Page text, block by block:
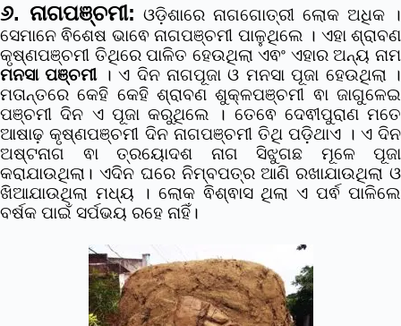
୬. ନାଗପଞ୍ଚମୀ: ଓଡ଼ିଶାରେ ନାଗଗୋତ୍ରୀ ଲୋକ ଅଧିକ ।
ସେମାନେ ଵିଶେଷ ଭାଵେ ନାଗପଞ୍ଚମୀ ପାଳୁଥିଲେ । ଏହା ଶ୍ରାବଣ
କୃଷ୍ଣପଞ୍ଚମୀ ତିଥିରେ ପାଳିତ ହେଉଥିଲା ଏଵଂ ଏହାର ଅନ୍ୟ ନାମ
ମନସା ପଞ୍ଚମୀ। ଏ ଦିନ ନାଗପୂଜା ଓ ମନସା ପୂଜା ହେଉଥିଲା ।
ମତାନ୍ତରେ କେହି କେହି ଶ୍ରାବଣ ଶୁକ୍ଳପଞ୍ଚମୀ ଵା ଜାଗୁଳେଇ
ପଞ୍ଚମୀ ଦିନ ଏ ପୂଜା କରୁଥିଲେ । ତେଵେ ଦେଵୀପୁରାଣ ମତେ
ଆଷାଢ଼ କୃଷ୍ଣପଞ୍ଚମୀ ଦିନ ନାଗପଞ୍ଚମୀ ତିଥି ପଡ଼ିଥାଏ । ଏ ଦିନ
ଅଷ୍ଟନାଗ ଵା ତ୍ରୟୋଦଶ ନାଗ ସିଝୁଗଛ ମୂଳେ ପୂଜା
କରାଯାଉଥିଲା। ଏଦିନ ଘରେ ନିମ୍ବପତ୍ର ଆଣି ରଖାଯାଉଥିଲା ଓ
ଖିଆଯାଉଥିଲା ମଧ୍ୟ । ଲୋକ ଵିଶ୍ଵାସ ଥିଲା ଏ ପର୍ଵ ପାଳିଲେ
ବର୍ଷକ ପାଇଁ ସର୍ପଭୟ ରହେ ନାହିଁ।